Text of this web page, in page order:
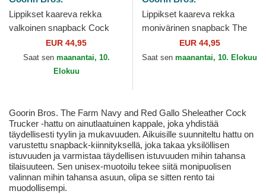
Lippikset kaareva rekka
valkoinen snapback Cock
Rooster Fan Institution Ball
Club Global Core...
EUR 44,95
Saat sen maanantai, 10.
Elokuu
Lippikset kaareva rekka
monivärinen snapback The
Panther The Farm Goorin
Bros.
EUR 44,95
Saat sen maanantai, 10. Elokuu
Goorin Bros. The Farm Navy and Red Gallo Sheleather Cock
Trucker -hattu on ainutlaatuinen kappale, joka yhdistää
täydellisesti tyylin ja mukavuuden. Aikuisille suunniteltu hattu on
varustettu snapback-kiinnityksellä, joka takaa yksilöllisen
istuvuuden ja varmistaa täydellisen istuvuuden mihin tahansa
tilaisuuteen. Sen unisex-muotoilu tekee siitä monipuolisen
valinnan mihin tahansa asuun, olipa se sitten rento tai
muodollisempi.